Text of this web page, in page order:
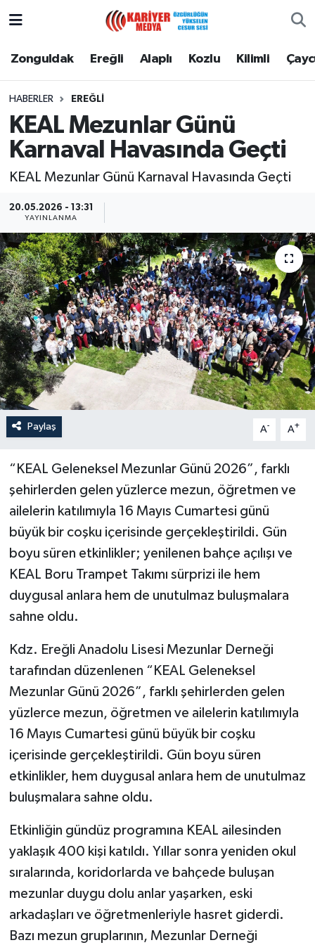
Zonguldak Ereğli Alaplı Kozlu Kilimli
HABERLER EREĞLI
KEAL Mezunlar Günü
Karnaval Havasında Geçti
KEAL Mezunlar Günü Karnaval Havasında Geçti
20.05.2026 - 13:31
YAYINLANMA
Paylaş A- A+
“KEAL Geleneksel Mezunlar Günü 2026”, farklı
şehirlerden gelen yüzlerce mezun, öğretmen ve
ailelerin katılımıyla 16 Mayıs Cumartesi günü
büyük bir coşku içerisinde gerçekleştirildi. Gün
boyu süren etkinlikler; yenilenen bahçe açılışı ve
KEAL Boru Trampet Takımı sürprizi ile hem
duygusal anlara hem de unutulmaz buluşmalara
sahne oldu.
Kdz. Ereğli Anadolu Lisesi Mezunlar Derneği
tarafından düzenlenen “KEAL Geleneksel
Mezunlar Günü 2026”, farklı şehirlerden gelen
yüzlerce mezun, öğretmen ve ailelerin katılımıyla
16 Mayıs Cumartesi günü büyük bir coşku
içerisinde gerçekleştirildi. Gün boyu süren
etkinlikler, hem duygusal anlara hem de unutulmaz
buluşmalara sahne oldu.
Etkinliğin gündüz programına KEAL ailesinden
yaklaşık 400 kişi katıldı. Yıllar sonra yeniden okul
sıralarında, koridorlarda ve bahçede buluşan
mezunlar duygu dolu anlar yaşarken, eski
arkadaşları ve öğretmenleriyle hasret giderdi.
Bazı mezun gruplarının, Mezunlar Derneği
Zonguldak
Alaplı
Kozlu
Çaycuma
Gökçebey
Devrek
Özel
Mesaj
Dergim
Zonguldak Nöbetçi Eczaneler
Zonguldak Namaz Vakitleri
Zonguldak Trafik Yoğunluk Haritası
Tüm Manşetler
Son Dakika Haberleri
Haber Arşivi